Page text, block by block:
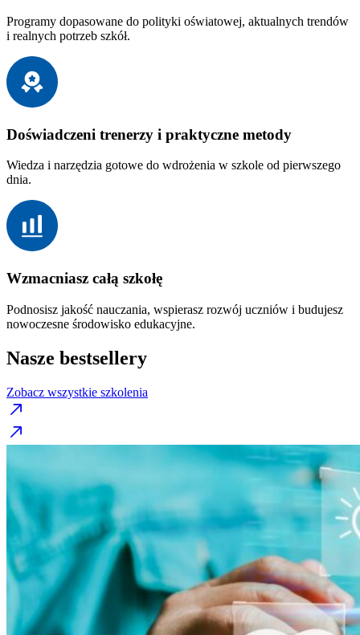
Programy dopasowane do polityki oświatowej, aktualnych trendów
i realnych potrzeb szkół.
Doświadczeni trenerzy i praktyczne metody
Wiedza i narzędzia gotowe do wdrożenia w szkole od pierwszego
dnia.
Wzmacniasz całą szkołę
Podnosisz jakość nauczania, wspierasz rozwój uczniów i budujesz
nowoczesne środowisko edukacyjne.
Nasze bestsellery
Zobacz wszystkie szkolenia